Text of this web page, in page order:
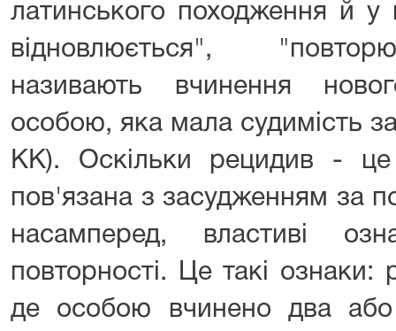
латинського походження й у
відновлюється",
називають вчинення
особою, яка мала судимість
КК). Оскільки рецидив - це
пов'язана з засудженням за
насамперед, властиві
повторності. Це такі
де особою вчинено два або